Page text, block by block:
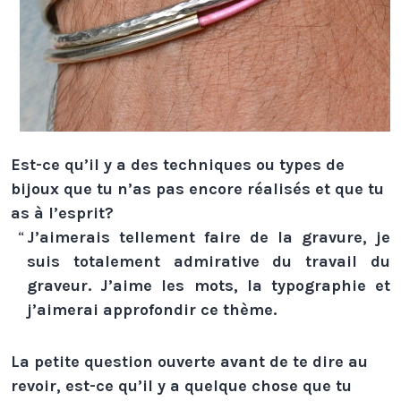
Est-ce qu’il y a des techniques ou types de
bijoux que tu n’as pas encore réalisés et que tu
as à l’esprit?
J’aimerais tellement faire de la gravure, je
suis totalement admirative du travail du
graveur. J’aime les mots, la typographie et
j’aimerai approfondir ce thème.
La petite question ouverte avant de te dire au
revoir, est-ce qu’il y a quelque chose que tu